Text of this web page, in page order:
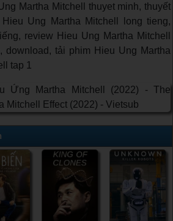
Martha Mitchell thuyet minh, thuyết
Hieu Ung Martha Mitchell long tieng,
review Hieu Ung Martha Mitchell
download, tải phim Hieu Ung Martha
tap 1